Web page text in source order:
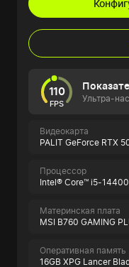
110
FPS Ультра-
Видеокарта
PALIT GeForce RTX
Процессор
Intel® Core™ i5-
Материнская плата
MSI B760 GAMING
Оперативная память
16GB XPG Lancer